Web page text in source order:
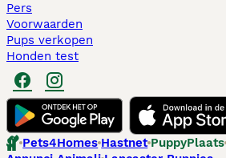
Pers
Voorwaarden
Pups verkopen
Honden test
Pets4Homes Hastnet PuppyPlaats